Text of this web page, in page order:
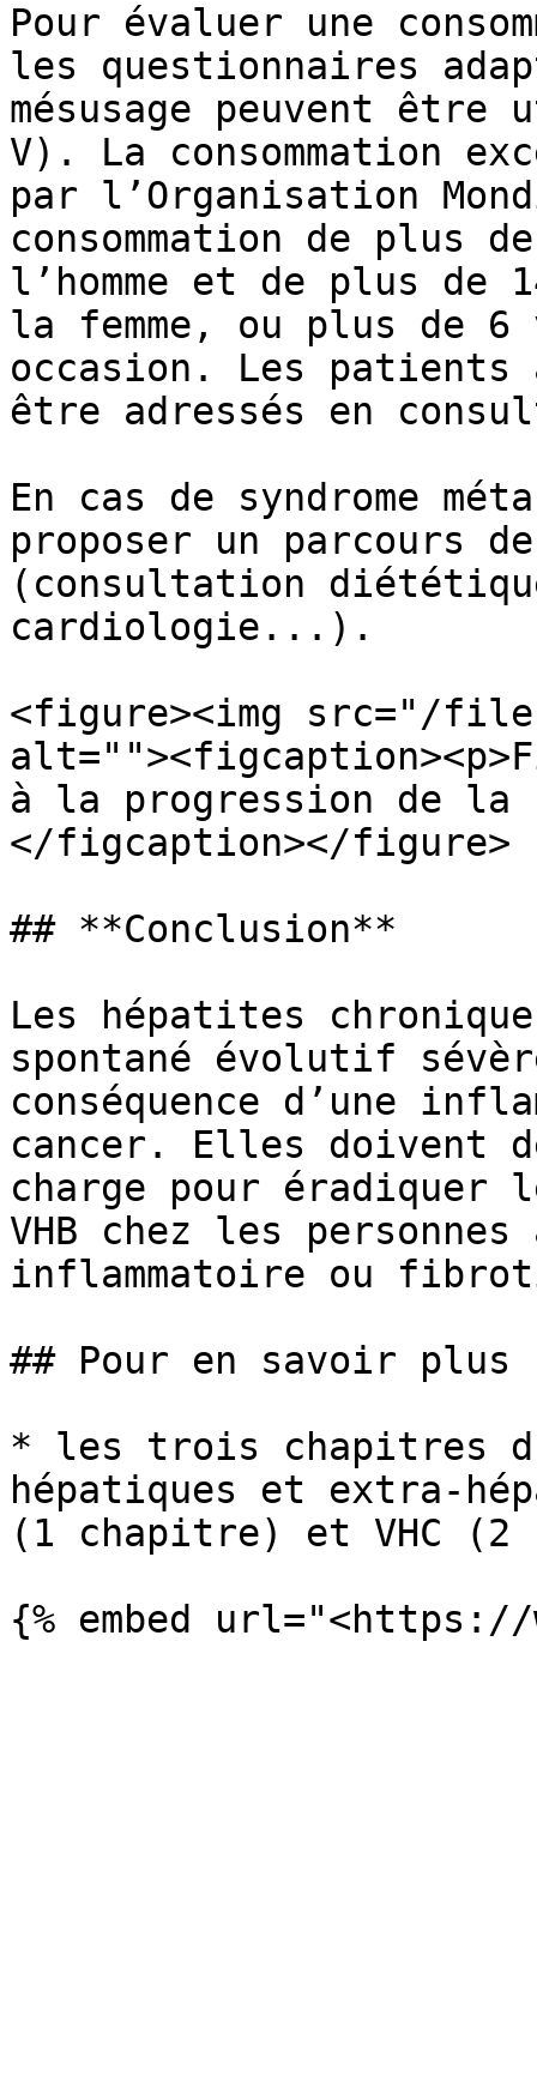
Pour évaluer une
les questionnaires
mésusage peuvent être
V). La consommation
par l’Organisation
consommation de plus
l’homme et de plus de
la femme, ou plus de 6
occasion. Les patients
être adressés en
En cas de syndrome
proposer un parcours
(consultation
cardiologie...).
<figure><img src="/files/
à la progression de la
</figcaption></figure>
## **Conclusion**
Les hépatites
spontané évolutif
conséquence d’une
cancer. Elles doivent
charge pour éradiquer
VHB chez les
inflammatoire ou
## Pour en savoir plus
* les trois chapitres
hépatiques et extra-
(1 chapitre) et VHC (2